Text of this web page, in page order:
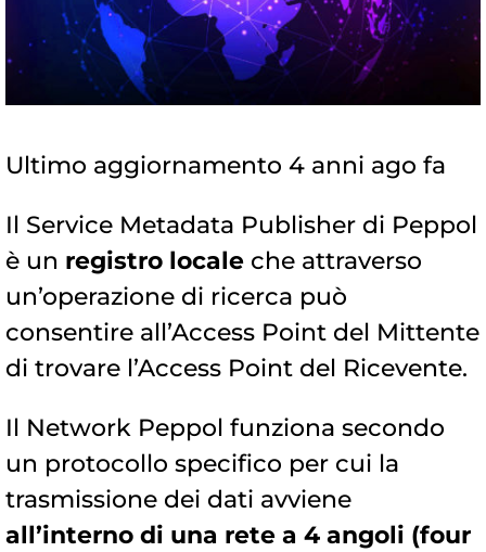
Ultimo aggiornamento 4 anni ago fa
Il Service Metadata Publisher di Peppol
è un registro locale che attraverso
un’operazione di ricerca può
consentire all’Access Point del Mittente
di trovare l’Access Point del Ricevente.
Il Network Peppol funziona secondo
un protocollo specifico per cui la
trasmissione dei dati avviene
all’interno di una rete a 4 angoli (four